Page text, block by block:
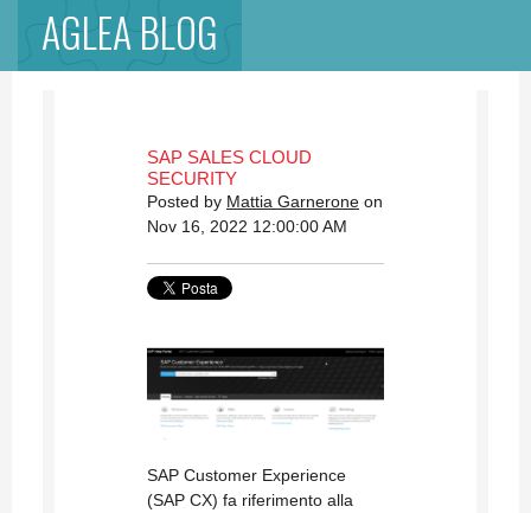
AGLEA BLOG
SAP SALES CLOUD
SECURITY
Posted by Mattia Garnerone on
Nov 16, 2022 12:00:00 AM
SAP Customer Experience
(SAP CX) fa riferimento alla